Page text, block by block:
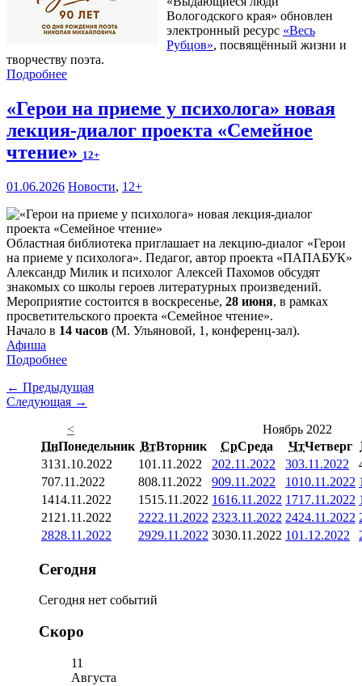
Вологодского края» обновлен
электронный ресурс «Весь
Рубцов», посвящённый жизни и
творчеству поэта.
Подробнее
«Герои на приеме у психолога» новая
лекция-диалог проекта «Семейное
чтение» 12+
01.06.2026 Новости, 12+
Областная библиотека приглашает на лекцию-диалог «Герои
на приеме у психолога». Педагог, автор проекта «ПАПАБУК»
Александр Милик и психолог Алексей Пахомов обсудят
знакомых со школы героев литературных произведений.
Мероприятие состоится в воскресенье, 28 июня, в рамках
просветительского проекта «Семейное чтение».
Начало в 14 часов (М. Ульяновой, 1, конференц-зал).
Афиша
Подробнее
← Предыдущая
Следующая →
<
Ноябрь 2022
ПнПонедельник ВтВторник СрСреда ЧтЧетверг
3131.10.2022 101.11.2022 202.11.2022 303.11.2022
707.11.2022 808.11.2022 909.11.2022 1010.11.2022
1414.11.2022 1515.11.2022 1616.11.2022 1717.11.2022
21 21.11.2022 2222.11.2022 2323.11.2022 2424.11.2022
2828.11.2022 2929.11.2022 3030.11.2022 101.12.2022
Сегодня
Сегодня нет событий
Скоро
11
Августа